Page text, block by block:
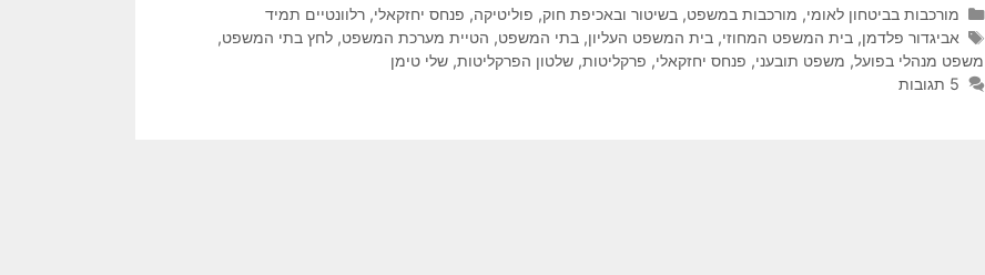
קטגוריות
מורכבות בביטחון לאומי, מורכבות במשפט, בשיטור ובאכיפת חוק, פוליטיקה, פנחס יחזקאלי, רלוונטיים תמיד
תגיות
אביגדור פלדמן, בית המשפט המחוזי, בית המשפט העליון, בתי המשפט, הטיית מערכת המשפט, לחץ בתי המשפט,
משפט מנהלי בפועל, משפט תובעני, פנחס יחזקאלי, פרקליטות, שלטון הפרקליטות, שלי טימן
5 תגובות